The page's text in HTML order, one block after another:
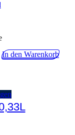
In den Warenkorb